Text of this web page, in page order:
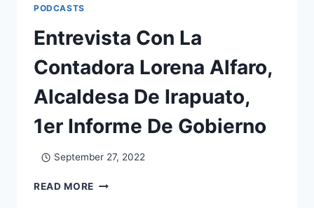
PODCASTS
Entrevista Con La
Contadora Lorena Alfaro,
Alcaldesa De Irapuato,
1er Informe De Gobierno
September 27, 2022
READ MORE